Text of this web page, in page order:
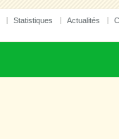
Statistiques Actualités